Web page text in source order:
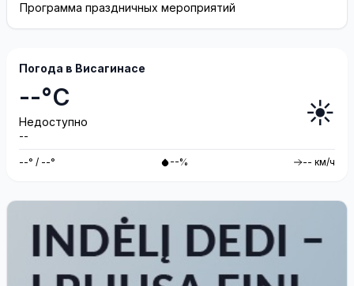
Программа праздничных мероприятий
Погода в Висагинасе
--°C
Недоступно
--
☀️
--° / --° --% -- км/ч